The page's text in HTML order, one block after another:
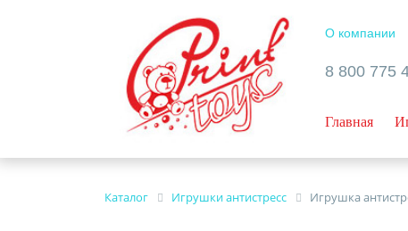
О компании
8 800 775
Главная
Каталог Игрушки антистресс Игрушка